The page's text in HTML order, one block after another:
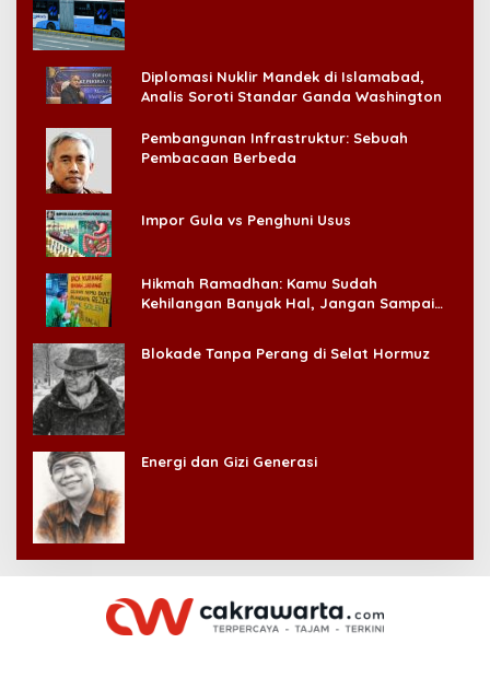
Diplomasi Nuklir Mandek di Islamabad,
Analis Soroti Standar Ganda Washington
Pembangunan Infrastruktur: Sebuah
Pembacaan Berbeda
Impor Gula vs Penghuni Usus
Hikmah Ramadhan: Kamu Sudah
Kehilangan Banyak Hal, Jangan Sampai
Blokade Tanpa Perang di Selat Hormuz
Energi dan Gizi Generasi